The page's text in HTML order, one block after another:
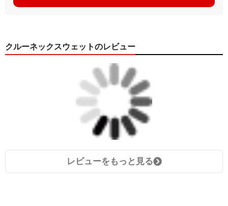
クルーネックスウェットのレビュー
レビューをもっと見る